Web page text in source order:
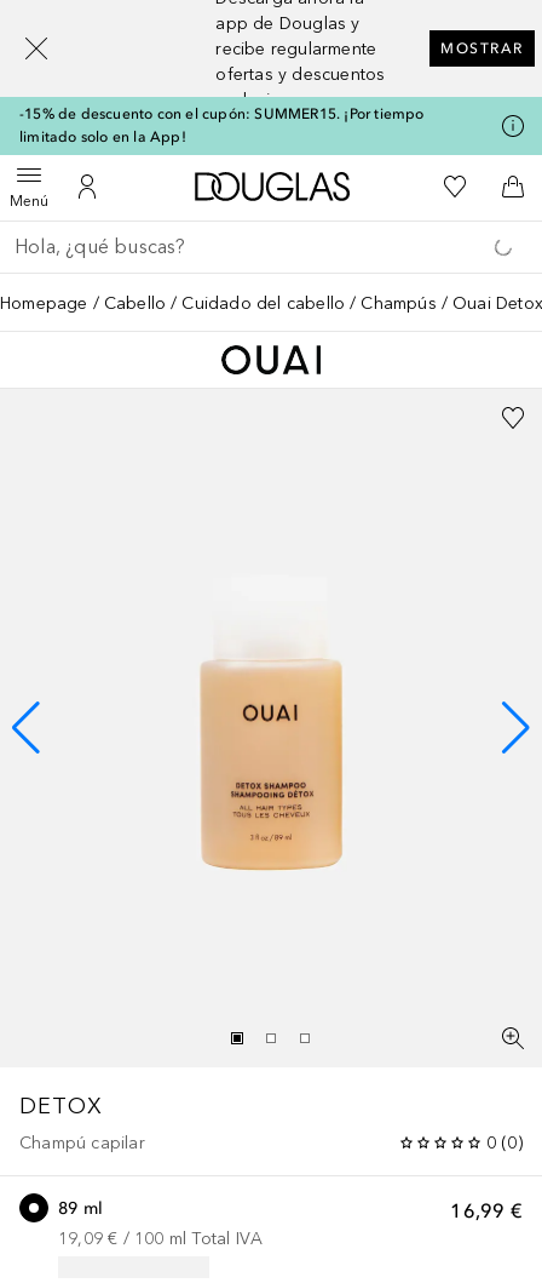
app de Douglas y
recibe regularmente
ofertas y descuentos
exclusivos
MOSTRAR
-15% de descuento con el cupón: SUMMER15. ¡Por tiempo
limitado solo en la App!
MenúAbrir menúMi cuenta
A Douglas HomeMi lista de
A
Regresar
Ejecutar búsqueda
Homepage Cabello Cuidado del cabello Champús Ouai
DETOX
Champú capilar 0 (0)
16,99 €
89 ml
19,09 € / 100 ml Total IVA
[navigation.slideout.screenreader]